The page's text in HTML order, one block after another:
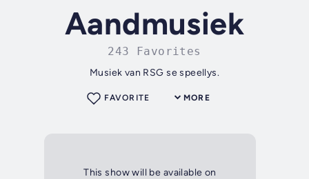
Aandmusiek
243 Favorites
Musiek van RSG se speellys.
MORE
FAVORITE
This show will be available on